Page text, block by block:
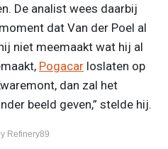
De analist wees daarbij
dat Van der Poel al
niet meemaakt wat hij al
Pogacar loslaten op
dan zal het
beeld geven,” stelde hij.
Refinery89